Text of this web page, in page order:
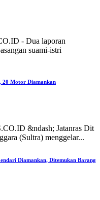
- Dua laporan
suami-istri
20 Motor Diamankan
&ndash; Jatanras Dit
(Sultra) menggelar...
Diamankan, Ditemukan Barang